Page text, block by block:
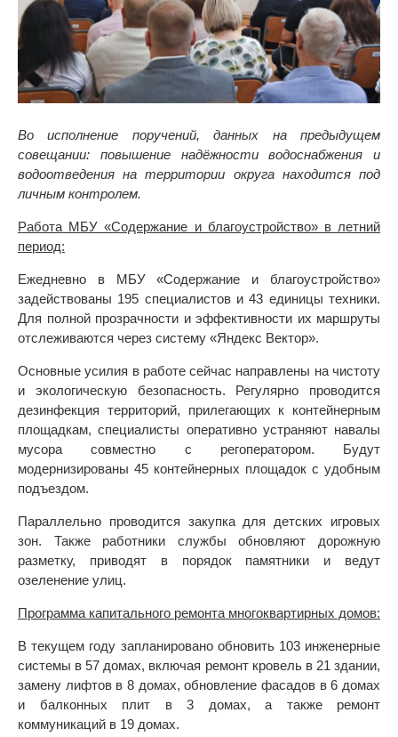
Во исполнение поручений, данных на предыдущем
совещании: повышение надёжности водоснабжения и
водоотведения на территории округа находится под
личным контролем.
Работа МБУ «Содержание и благоустройство» в летний
период:
Ежедневно в МБУ «Содержание и благоустройство»
задействованы 195 специалистов и 43 единицы техники.
Для полной прозрачности и эффективности их маршруты
отслеживаются через систему «Яндекс Вектор».
Основные усилия в работе сейчас направлены на чистоту
и экологическую безопасность. Регулярно проводится
дезинфекция территорий, прилегающих к контейнерным
площадкам, специалисты оперативно устраняют навалы
мусора совместно с регоператором. Будут
модернизированы 45 контейнерных площадок с удобным
подъездом.
Параллельно проводится закупка для детских игровых
зон. Также работники службы обновляют дорожную
разметку, приводят в порядок памятники и ведут
озеленение улиц.
Программа капитального ремонта многоквартирных домов:
В текущем году запланировано обновить 103 инженерные
системы в 57 домах, включая ремонт кровель в 21 здании,
замену лифтов в 8 домах, обновление фасадов в 6 домах
и балконных плит в 3 домах, а также ремонт
коммуникаций в 19 домах.